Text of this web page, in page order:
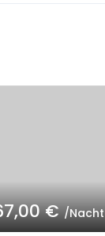
€/Nacht